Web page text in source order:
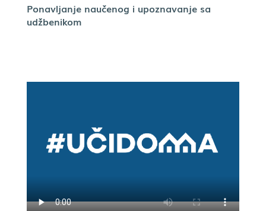
Ponavljanje naučenog i upoznavanje sa
udžbenikom